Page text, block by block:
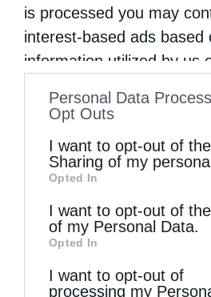
is processed you may
interest-based ads based
information utilized by us
to your opt-out. You may
information by third
of downstream
information may also be
third parties on theIAB’s
Downstream Participants
disclose it to other third
Personal Data
Opt Outs
I want to opt-out of the
Sharing of my
Opted In
I want to opt-out of
of my Personal Data.
Opted In
I want to opt-out of
processing my
Ιεροσολύμων Θεόφιλος: Να
παρρησία των Αγίων...